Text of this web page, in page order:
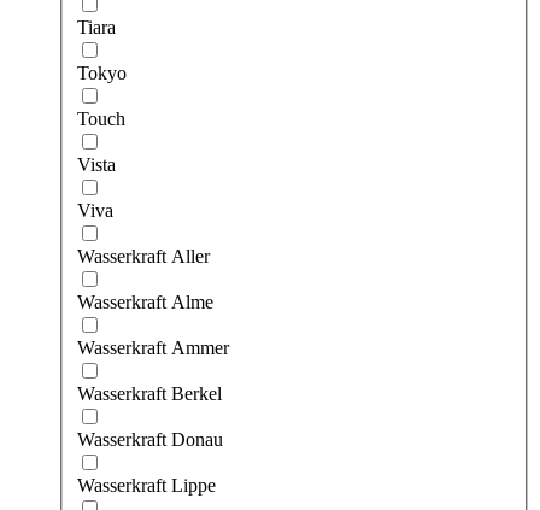
Tiara
Tokyo
Touch
Vista
Viva
Wasserkraft Aller
Wasserkraft Alme
Wasserkraft Ammer
Wasserkraft Berkel
Wasserkraft Donau
Wasserkraft Lippe